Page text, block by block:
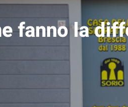
SELF
fanno la